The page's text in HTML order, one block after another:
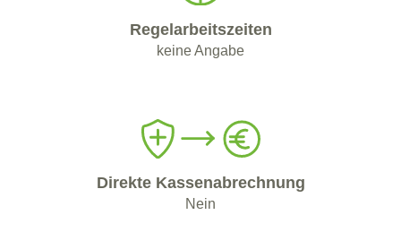
Regelarbeitszeiten
keine Angabe
Direkte Kassenabrechnung
Nein